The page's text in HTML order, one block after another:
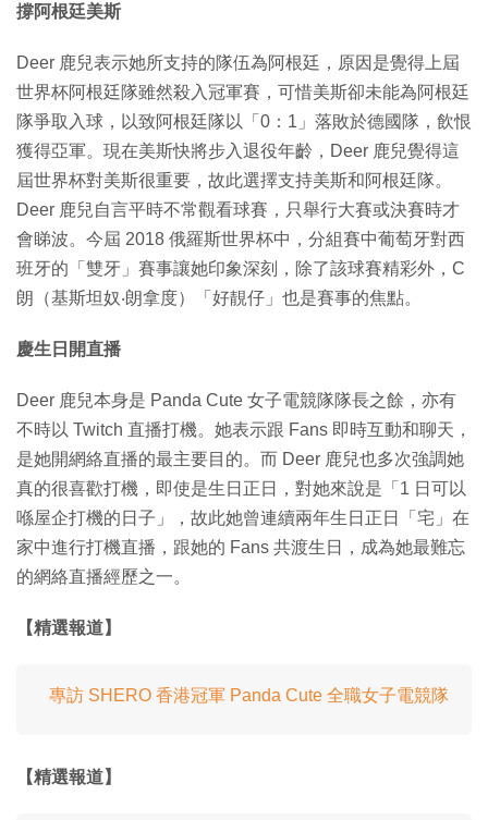
撐阿根廷美斯
Deer 鹿兒表示她所支持的隊伍為阿根廷，原因是覺得上屆
世界杯阿根廷隊雖然殺入冠軍賽，可惜美斯卻未能為阿根廷
隊爭取入球，以致阿根廷隊以「0：1」落敗於德國隊，飲恨
獲得亞軍。現在美斯快將步入退役年齡，Deer 鹿兒覺得這
屆世界杯對美斯很重要，故此選擇支持美斯和阿根廷隊。
Deer 鹿兒自言平時不常觀看球賽，只舉行大賽或決賽時才
會睇波。今屆 2018 俄羅斯世界杯中，分組賽中葡萄牙對西
班牙的「雙牙」賽事讓她印象深刻，除了該球賽精彩外，C
朗（基斯坦奴‧朗拿度）「好靚仔」也是賽事的焦點。
慶生日開直播
Deer 鹿兒本身是 Panda Cute 女子電競隊隊長之餘，亦有
不時以 Twitch 直播打機。她表示跟 Fans 即時互動和聊天，
是她開網絡直播的最主要目的。而 Deer 鹿兒也多次強調她
真的很喜歡打機，即使是生日正日，對她來說是「1 日可以
喺屋企打機的日子」，故此她曾連續兩年生日正日「宅」在
家中進行打機直播，跟她的 Fans 共渡生日，成為她最難忘
的網絡直播經歷之一。
【精選報道】
專訪 SHERO 香港冠軍 Panda Cute 全職女子電競隊
【精選報道】